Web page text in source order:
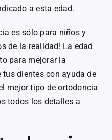
a esta edad.
es sólo para niños y
de la realidad! La edad
para mejorar la
dientes con ayuda de
mejor tipo de ortodoncia
todos los detalles a